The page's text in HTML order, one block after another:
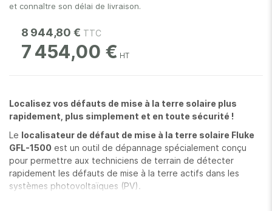
et connaître son délai de livraison.
8 944,80 €
7 454,00 €
Localisez vos défauts de mise à la terre solaire plus
rapidement, plus simplement et en toute sécurité !
Le localisateur de défaut de mise à la terre solaire Fluke
GFL-1500 est un outil de dépannage spécialement conçu
pour permettre aux techniciens de terrain de détecter
rapidement les défauts de mise à la terre actifs dans les
systèmes photovoltaïques (PV).